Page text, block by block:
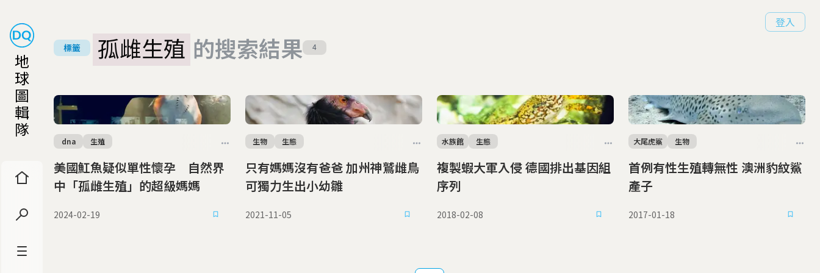
地
球
圖
輯
隊
登入
標籤 孤雌生殖 的搜索結果 4
美國魟魚疑似單性懷孕 自然界
中「孤雌生殖」的超級媽媽
dna 生殖
2024-02-19
只有媽媽沒有爸爸 加州神鷲雌鳥
可獨力生出小幼雛
生物 生態
2021-11-05
複製蝦大軍入侵 德國排出基因組
序列
水族館 生態
2018-02-08
首例有性生殖轉無性 澳洲豹紋鯊
產子
大尾虎鯊 生物
2017-01-18